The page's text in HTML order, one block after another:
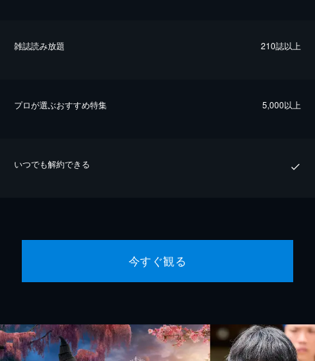
雑誌読み放題 210誌以上
プロが選ぶおすすめ特集 5,000以上
いつでも解約できる
今すぐ観る